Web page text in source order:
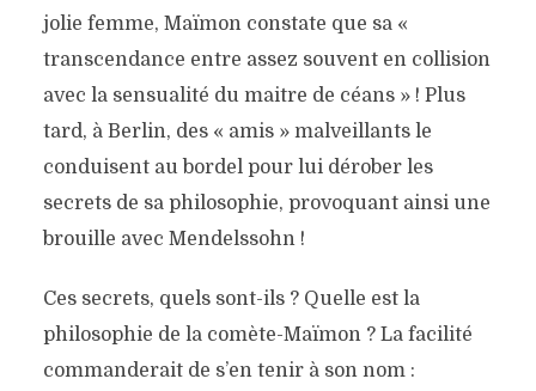
jolie femme, Maïmon constate que sa «
transcendance entre assez souvent en collision
avec la sensualité du maitre de céans » ! Plus
tard, à Berlin, des « amis » malveillants le
conduisent au bordel pour lui dérober les
secrets de sa philosophie, provoquant ainsi une
brouille avec Mendelssohn !
Ces secrets, quels sont-ils ? Quelle est la
philosophie de la comète-Maïmon ? La facilité
commanderait de s’en tenir à son nom :